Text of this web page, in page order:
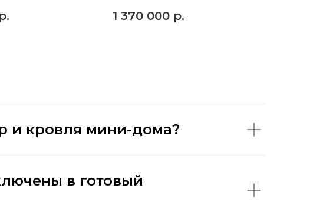
р. 1 370 000 р.
и кровля мини-дома?
в готовый